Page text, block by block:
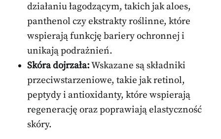
działaniu łagodzącym, takich jak aloes,
panthenol czy ekstrakty roślinne, które
wspierają funkcję bariery ochronnej i
unikają podrażnień.
Skóra dojrzała:Wskazane są składniki
przeciwstarzeniowe, takie jak retinol,
peptydy i antioxidanty, które wspierają
regenerację oraz poprawiają elastyczność
skóry.